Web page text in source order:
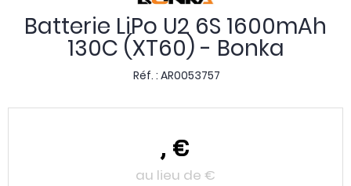
Batterie LiPo U2 6S 1600mAh
130C (XT60) - Bonka
Réf. : AR0053757
, €
au lieu de €